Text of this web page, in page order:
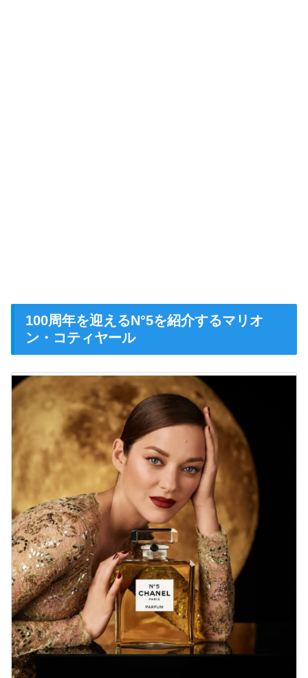
100周年を迎えるN°5を紹介するマリオ
ン・コティヤール